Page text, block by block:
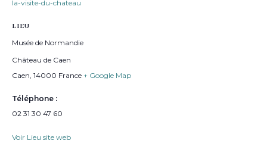
la-visite-du-chateau
LIEU
Musée de Normandie
Château de Caen
Caen, 14000 France + Google Map
Téléphone :
02 31 30 47 60
Voir Lieu site web